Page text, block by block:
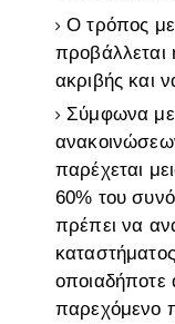
Ο τρόπος με
προβάλλεται
ακριβής και
Σύμφωνα με
παρέχεται
60% του
πρέπει να
οποιαδήποτε
παρεχόμενο